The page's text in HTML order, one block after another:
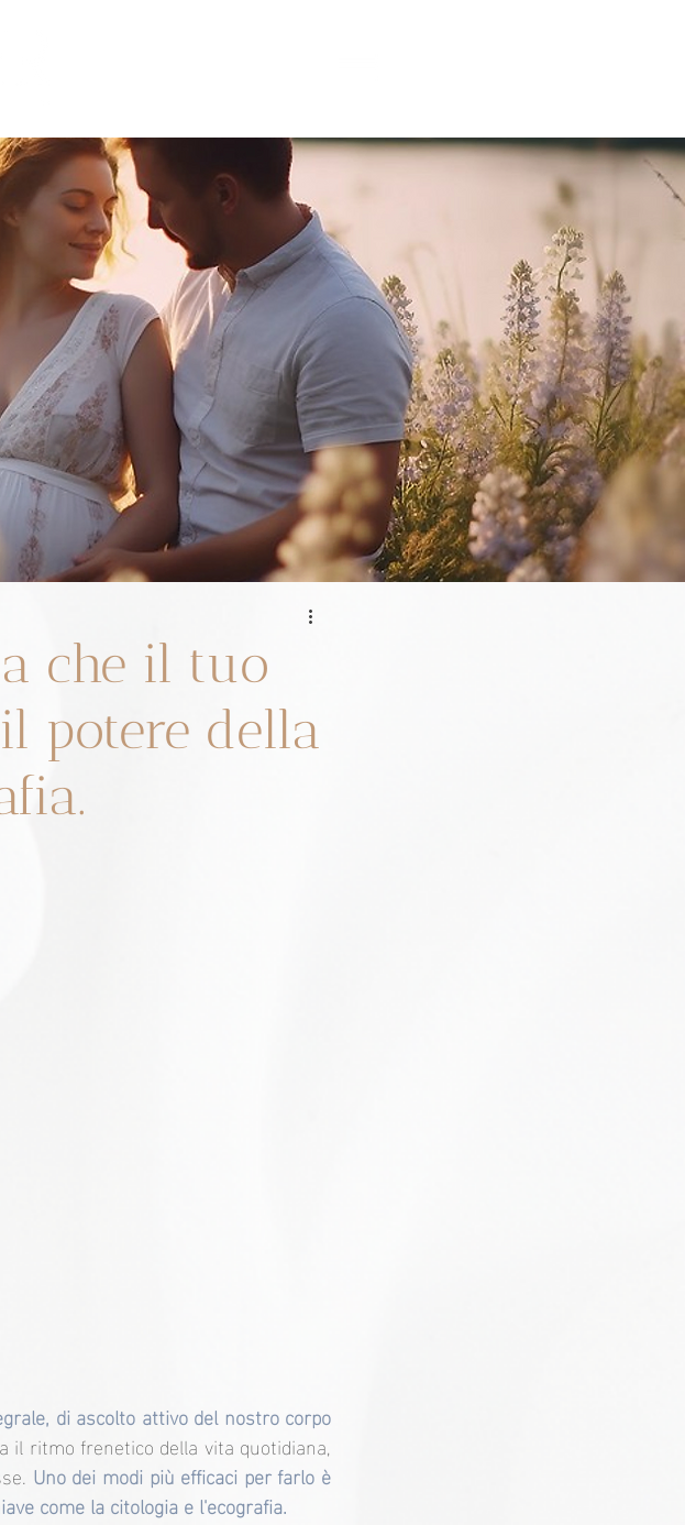
che il tuo
potere della
di ascolto attivo del nostro corpo
il ritmo frenetico della vita quotidiana,
Uno dei modi più efficaci per farlo è
come la citologia e l'ecografia.